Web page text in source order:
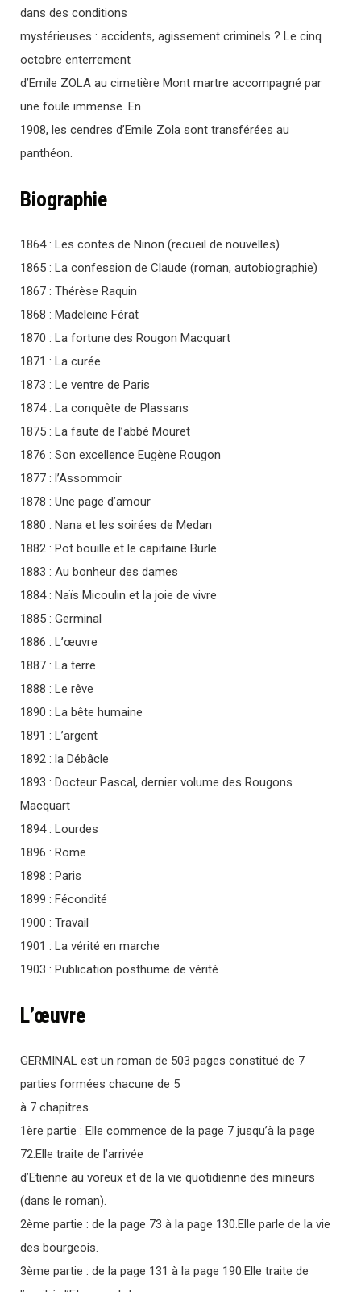
dans des conditions
mystérieuses : accidents, agissement criminels ? Le cinq
octobre enterrement
d’Emile ZOLA au cimetière Mont martre accompagné par
une foule immense. En
1908, les cendres d’Emile Zola sont transférées au
panthéon.
Biographie
1864 : Les contes de Ninon (recueil de nouvelles)
1865 : La confession de Claude (roman, autobiographie)
1867 : Thérèse Raquin
1868 : Madeleine Férat
1870 : La fortune des Rougon Macquart
1871 : La curée
1873 : Le ventre de Paris
1874 : La conquête de Plassans
1875 : La faute de l’abbé Mouret
1876 : Son excellence Eugène Rougon
1877 : l’Assommoir
1878 : Une page d’amour
1880 : Nana et les soirées de Medan
1882 : Pot bouille et le capitaine Burle
1883 : Au bonheur des dames
1884 : Naïs Micoulin et la joie de vivre
1885 : Germinal
1886 : L’œuvre
1887 : La terre
1888 : Le rêve
1890 : La bête humaine
1891 : L’argent
1892 : la Débâcle
1893 : Docteur Pascal, dernier volume des Rougons
Macquart
1894 : Lourdes
1896 : Rome
1898 : Paris
1899 : Fécondité
1900 : Travail
1901 : La vérité en marche
1903 : Publication posthume de vérité
L’œuvre
GERMINAL est un roman de 503 pages constitué de 7
parties formées chacune de 5
à 7 chapitres.
1ère partie : Elle commence de la page 7 jusqu’à la page
72.Elle traite de l’arrivée
d’Etienne au voreux et de la vie quotidienne des mineurs
(dans le roman).
2ème partie : de la page 73 à la page 130.Elle parle de la vie
des bourgeois.
3ème partie : de la page 131 à la page 190.Elle traite de